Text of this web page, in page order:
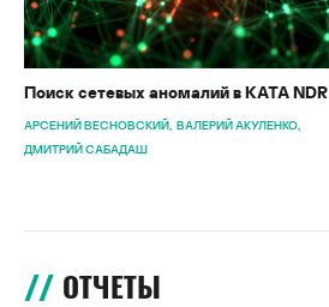
Поиск сетевых аномалий в KATA NDR
АРСЕНИЙ ВЕСНОВСКИЙ ВАЛЕРИЙ АКУЛЕНКО
ДМИТРИЙ САБАДАШ
ОТЧЕТЫ